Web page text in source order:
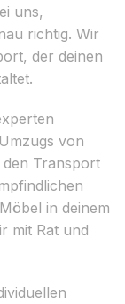
uns,
richtig. Wir
der deinen
von
den Transport
in deinem
mit Rat und